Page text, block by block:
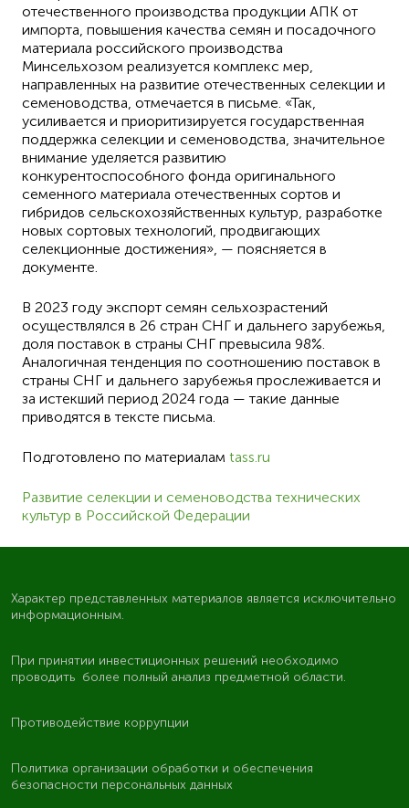
отечественного производства продукции АПК от
импорта, повышения качества семян и посадочного
материала российского производства
Минсельхозом реализуется комплекс мер,
направленных на развитие отечественных селекции и
семеноводства, отмечается в письме. «Так,
усиливается и приоритизируется государственная
поддержка селекции и семеноводства, значительное
внимание уделяется развитию
конкурентоспособного фонда оригинального
семенного материала отечественных сортов и
гибридов сельскохозяйственных культур, разработке
новых сортовых технологий, продвигающих
селекционные достижения», — поясняется в
документе.
В 2023 году экспорт семян сельхозрастений
осуществлялся в 26 стран СНГ и дальнего зарубежья,
доля поставок в страны СНГ превысила 98%.
Аналогичная тенденция по соотношению поставок в
страны СНГ и дальнего зарубежья прослеживается и
за истекший период 2024 года — такие данные
приводятся в тексте письма.
Подготовлено по материалам tass.ru
Развитие селекции и семеноводства технических
культур в Российской Федерации
Характер представленных материалов является исключительно
информационным.
При принятии инвестиционных решений необходимо
проводить более полный анализ предметной области.
Противодействие коррупции
Политика организации обработки и обеспечения
безопасности персональных данных